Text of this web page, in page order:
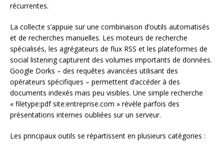
récurrentes.
La collecte s’appuie sur une combinaison d’outils automatisés
et de recherches manuelles. Les moteurs de recherche
spécialisés, les agrégateurs de flux RSS et les plateformes de
social listening capturent des volumes importants de données.
Google Dorks – des requêtes avancées utilisant des
opérateurs spécifiques – permettent d’accéder à des
documents indexés mais peu visibles. Une simple recherche
« filetype:pdf site:entreprise.com » révèle parfois des
présentations internes oubliées sur un serveur.
Les principaux outils se répartissent en plusieurs catégories :